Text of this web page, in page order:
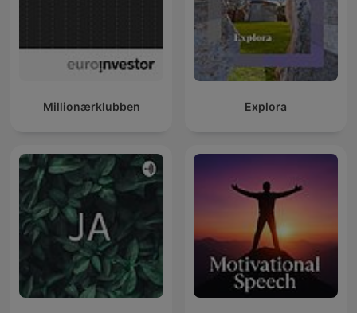
Millionærklubben Explora